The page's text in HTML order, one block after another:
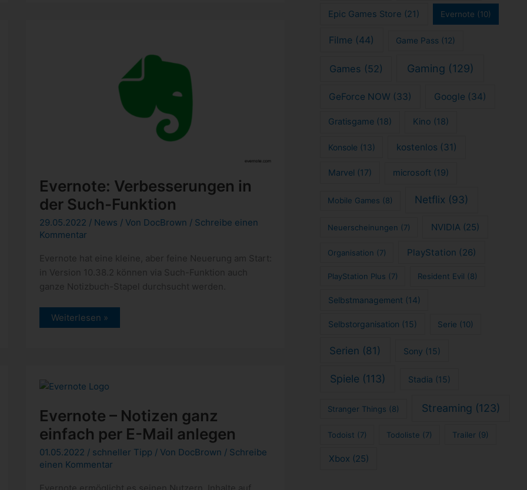
Evernote: Verbesserungen in
der Such-Funktion
29.05.2022 / News / Von DocBrown / Schreibe einen
Kommentar
Evernote hat eine kleine, aber feine Neuerung am Start:
in Version 10.38.2 können via Such-Funktion auch
ganze Notizbuch-Stapel durchsucht werden.
Evernote:
Verbesserungen
Weiterlesen »
Evernote – Notizen ganz
einfach per E-Mail anlegen
01.05.2022 / schneller Tipp / Von DocBrown / Schreibe
einen Kommentar
Epic Games Store (21) Evernote (10)
Filme (44) Game Pass (12)
Games (52) Gaming (129)
GeForce NOW (33) Google (34)
Gratisgame (18) Kino (18)
Konsole (13) kostenlos (31)
Marvel (17) microsoft (19)
Mobile Games (8) Netflix (93)
Neuerscheinungen (7) NVIDIA (25)
Organisation (7) PlayStation (26)
PlayStation Plus (7) Resident Evil (8)
Selbstmanagement (14)
Selbstorganisation (15) Serie (10)
Serien (81) Sony (15)
Spiele (113) Stadia (15)
Stranger Things (8) Streaming (123)
Todoist (7) Todoliste (7) Trailer (9)
Xbox (25)